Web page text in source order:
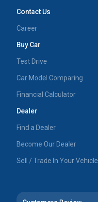
Contact Us
Career
Buy Car
Test Drive
Car Model Comparing
Financial Calculator
Dealer
Find a Dealer
Become Our Dealer
Sell / Trade In Your Vehicle